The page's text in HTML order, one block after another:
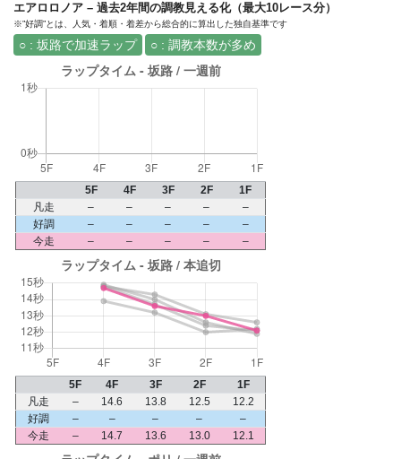
エアロロノア – 過去2年間の調教見える化（最大10レース分）
※”好調”とは、人気・着順・着差から総合的に算出した独自基準です
○ : 坂路で加速ラップ ○ : 調教本数が多め
5F 4F 3F 2F
1F
凡走
– – – –
–
好調
– – – –
–
今走
– – – – –
5F 4F 3F 2F
1F
凡走
– 14.6 13.8 12.5
12.2
好調
– – – –
–
今走
– 14.7 13.6 13.0 12.1